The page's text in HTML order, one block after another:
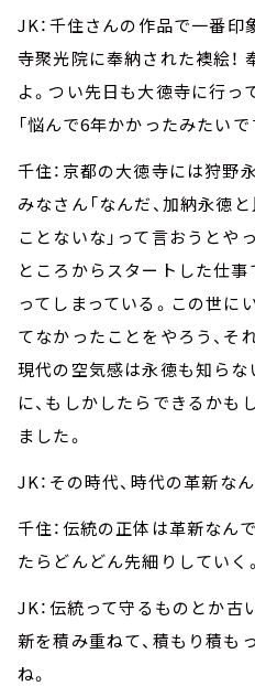
JK：千住さんの作品で一番印
寺聚光院に奉納された襖絵！
よ。つい先日も大徳寺に行っ
「悩んで6年かかったみたいで
千住：京都の大徳寺には狩野
みなさん「なんだ、加納永徳
ことないな」って言おうとや
ところからスタートした仕
ってしまっている。この世に
てなかったことをやろう、そ
現代の空気感は永徳も知らな
に、もしかしたらできるかも
ました。
JK：その時代、時代の革新な
千住：伝統の正体は革新なん
たらどんどん先細りしていく。
JK：伝統って守るものとか古
新を積み重ねて、積もり積も
ね。